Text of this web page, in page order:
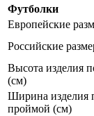
Футболки
Европейские
Российские
Высота изделия
(см)
Ширина изделия
проймой (см)